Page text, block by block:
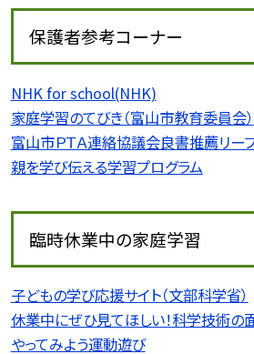
保護者参考コーナー
NHK for school(NHK)
家庭学習のてびき（富山市教育委員会）
富山市ＰＴＡ連絡協議会良書推薦リー
親を学び伝える学習プログラム
臨時休業中の家庭学習
子どもの学び応援サイト（文部科学省）
休業中にぜひ見てほしい！科学技術の
やってみよう運動遊び